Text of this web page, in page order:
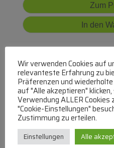
Zum
In den
Fg21202 12v-
Fiamm-Vds
FIAMM
Wir verwenden Cookies auf
relevanteste Erfahrung zu
Präferenzen und
auf "Alle akzeptieren"
Verwendung ALLER Cookies
"Cookie-Einstellungen"
Zustimmung zu erteilen.
Einstellungen Alle